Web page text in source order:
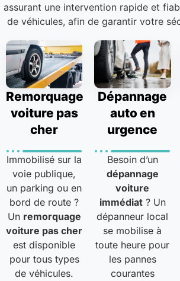
assurant une intervention rapide et
de véhicules, afin de garantir votre
Remorquage
voiture pas
cher
Immobilisé sur la
voie publique,
un parking ou en
bord de route ?
Un remorquage
voiture pas cher
est disponible
pour tous types
de véhicules.
Dépannage
auto en
urgence
Besoin d’un
dépannage
voiture
immédiat? Un
dépanneur local
se mobilise à
toute heure pour
les pannes
courantes